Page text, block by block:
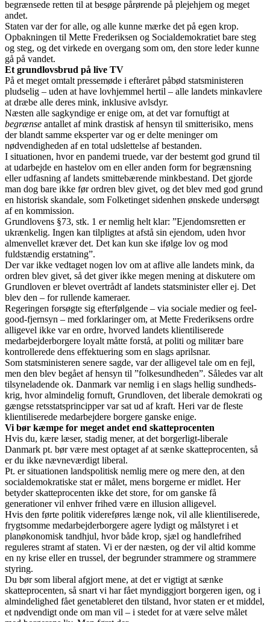
begrænsede retten til at besøge pårørende på plejehjem og meget
andet.
Staten var der for alle, og alle kunne mærke det på egen krop.
Opbakningen til Mette Frederiksen og Socialdemokratiet bare steg
og steg, og det virkede en overgang som om, den store leder kunne
gå på vandet.
Et grundlovsbrud på live TV
På et meget omtalt pressemøde i efteråret påbød statsministeren
pludselig – uden at have lovhjemmel hertil – alle landets minkavlere
at dræbe alle deres mink, inklusive avlsdyr.
Næsten alle sagkyndige er enige om, at det var fornuftigt at
begrænse antallet af mink drastisk af hensyn til smitterisiko, mens
der blandt samme eksperter var og er delte meninger om
nødvendigheden af en total udslettelse af bestanden.
I situationen, hvor en pandemi truede, var der bestemt god grund til
at udarbejde en hastelov om en eller anden form for begrænsning
eller udfasning af landets smittebærende minkbestand. Det gjorde
man dog bare ikke før ordren blev givet, og det blev med god grund
en historisk skandale, som Folketinget sidenhen ønskede undersøgt
af en kommission.
Grundlovens §73, stk. 1 er nemlig helt klar: ”Ejendomsretten er
ukrænkelig. Ingen kan tilpligtes at afstå sin ejendom, uden hvor
almenvellet kræver det. Det kan kun ske ifølge lov og mod
fuldstændig erstatning”.
Der var ikke vedtaget nogen lov om at aflive alle landets mink, da
ordren blev givet, så det giver ikke megen mening at diskutere om
Grundloven er blevet overtrådt af landets statsminister eller ej. Det
blev den – for rullende kameraer.
Regeringen forsøgte sig efterfølgende – via sociale medier og feel-
good-fjernsyn – med forklaringer om, at Mette Frederiksens ordre
alligevel ikke var en ordre, hvorved landets klientiliserede
medarbejderborgere loyalt måtte forstå, at politi og militær bare
kontrollerede dens effektuering som en slags aprilsnar.
Som statsministeren senere sagde, var der alligevel tale om en fejl,
men den blev begået af hensyn til ”folkesundheden”. Således var alt
tilsyneladende ok. Danmark var nemlig i en slags hellig sundheds-
krig, hvor almindelig fornuft, Grundloven, det liberale demokrati og
gængse retsstatsprincipper var sat ud af kraft. Heri var de fleste
klientiliserede medarbejdere borgere ganske enige.
Vi bør kæmpe for meget andet end skatteprocenten
Hvis du, kære læser, stadig mener, at det borgerligt-liberale
Danmark pt. bør være mest optaget af at sænke skatteprocenten, så
er du ikke nævneværdigt liberal.
Pt. er situationen landspolitisk nemlig mere og mere den, at den
socialdemokratiske stat er målet, mens borgerne er midlet. Her
betyder skatteprocenten ikke det store, for om ganske få
generationer vil enhver frihed være en illusion alligevel.
Hvis den førte politik videreføres længe nok, vil alle klientiliserede,
frygtsomme medarbejderborgere agere lydigt og målstyret i et
planøkonomisk tandhjul, hvor både krop, sjæl og handlefrihed
reguleres stramt af staten. Vi er der næsten, og der vil altid komme
en ny krise eller en trussel, der begrunder strammere og strammere
styring.
Du bør som liberal afgjort mene, at det er vigtigt at sænke
skatteprocenten, så snart vi har fået myndiggjort borgeren igen, og i
almindelighed fået genetableret den tilstand, hvor staten er et middel,
et nødvendigt onde om man vil – i stedet for at være selve målet